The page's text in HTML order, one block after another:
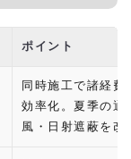
ポイント
同時施工で諸経費
効率化。夏季の通
風・日射遮蔽を改